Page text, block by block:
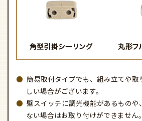
簡易取付タイプでも、組み立てや取
しい場合がございます。
壁スイッチに調光機能があるものや
ない場合はお取り付けができません。